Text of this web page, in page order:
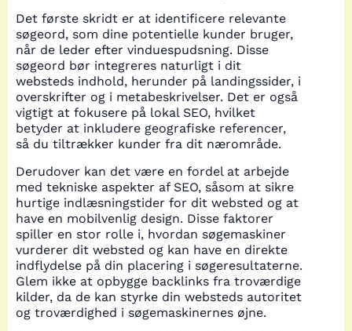
Det første skridt er at identificere relevante
søgeord, som dine potentielle kunder bruger,
når de leder efter vinduespudsning. Disse
søgeord bør integreres naturligt i dit
websteds indhold, herunder på landingssider, i
overskrifter og i metabeskrivelser. Det er også
vigtigt at fokusere på lokal SEO, hvilket
betyder at inkludere geografiske referencer,
så du tiltrækker kunder fra dit nærområde.
Derudover kan det være en fordel at arbejde
med tekniske aspekter af SEO, såsom at sikre
hurtige indlæsningstider for dit websted og at
have en mobilvenlig design. Disse faktorer
spiller en stor rolle i, hvordan søgemaskiner
vurderer dit websted og kan have en direkte
indflydelse på din placering i søgeresultaterne.
Glem ikke at opbygge backlinks fra troværdige
kilder, da de kan styrke din websteds autoritet
og troværdighed i søgemaskinernes øjne.